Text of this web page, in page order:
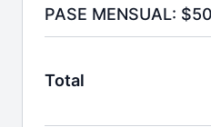
PASE MENSUAL:
Total